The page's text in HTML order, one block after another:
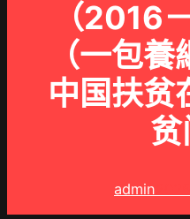
（2016
（一包養
中国扶贫
贫
admin